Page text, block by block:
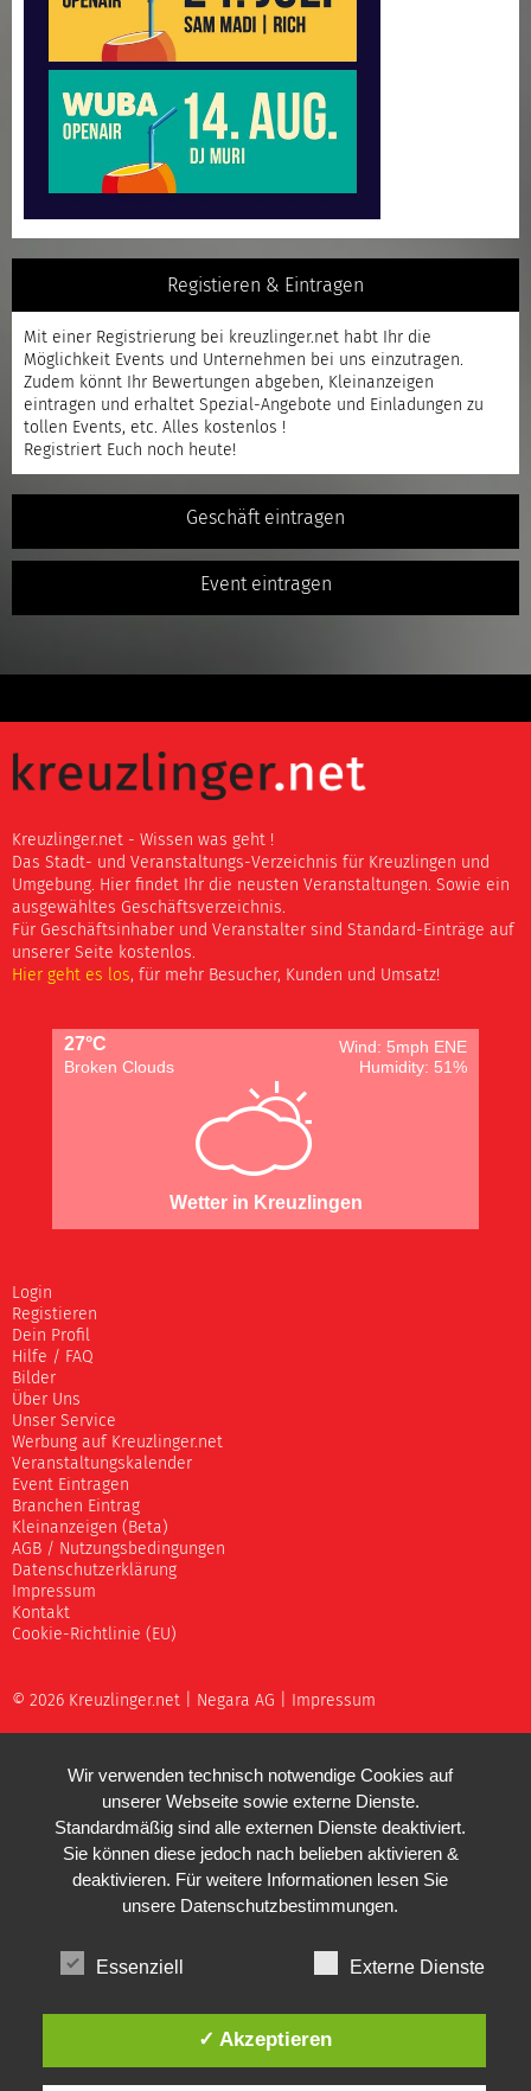
Registieren & Eintragen
Mit einer Registrierung bei kreuzlinger.net habt Ihr die
Möglichkeit Events und Unternehmen bei uns einzutragen.
Zudem könnt Ihr Bewertungen abgeben, Kleinanzeigen
eintragen und erhaltet Spezial-Angebote und Einladungen zu
tollen Events, etc. Alles kostenlos !
Registriert Euch noch heute!
Geschäft eintragen
Event eintragen
Kreuzlinger.net - Wissen was geht !
Das Stadt- und Veranstaltungs-Verzeichnis für Kreuzlingen und
Umgebung. Hier findet Ihr die neusten Veranstaltungen. Sowie ein
ausgewähltes Geschäftsverzeichnis.
Für Geschäftsinhaber und Veranstalter sind Standard-Einträge auf
unserer Seite kostenlos.
Hier geht es los, für mehr Besucher, Kunden und Umsatz!
27°C
Wind: 5mph ENE
Broken Clouds
Humidity: 51%
Wetter in Kreuzlingen
Login
Registieren
Dein Profil
Hilfe / FAQ
Bilder
Über Uns
Unser Service
Werbung auf Kreuzlinger.net
Veranstaltungskalender
Event Eintragen
Branchen Eintrag
Kleinanzeigen (Beta)
AGB / Nutzungsbedingungen
Datenschutzerklärung
Impressum
Kontakt
Cookie-Richtlinie (EU)
© 2026 Kreuzlinger.net | Negara AG Impressum
Wir verwenden technisch notwendige Cookies auf
unserer Webseite sowie externe Dienste.
Standardmäßig sind alle externen Dienste deaktiviert.
Sie können diese jedoch nach belieben aktivieren &
deaktivieren. Für weitere Informationen lesen Sie
unsere Datenschutzbestimmungen.
Essenziell Externe Dienste
✓ Akzeptieren